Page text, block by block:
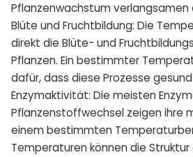
Pflanzenwachstum verlangsamen
Blüte und Fruchtbildung: Die
direkt die Blüte- und
Pflanzen. Ein bestimmter
dafür, dass diese Prozesse
Enzymaktivität: Die meisten
Pflanzenstoffwechsel zeigen ihre
einem bestimmten
Temperaturen können die Struktur